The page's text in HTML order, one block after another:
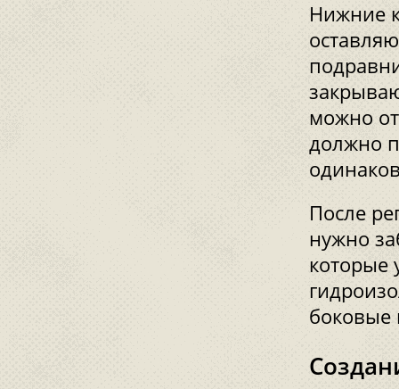
Нижние
можно
должно
После
нужно
которые
боковые